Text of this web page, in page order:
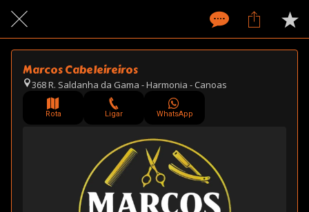
Marcos Cabeleireiros
368 R. Saldanha da Gama - Harmonia - Canoas
Rota Ligar WhatsApp